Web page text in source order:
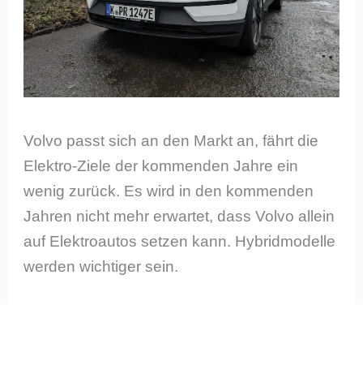
Volvo passt sich an den Markt an, fährt die
Elektro-Ziele der kommenden Jahre ein
wenig zurück. Es wird in den kommenden
Jahren nicht mehr erwartet, dass Volvo allein
auf Elektroautos setzen kann. Hybridmodelle
werden wichtiger sein.